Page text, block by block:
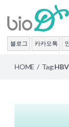
content
블로그 카카오톡
HOME / Tag:HBV